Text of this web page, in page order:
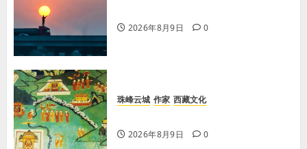
2026年8月9日 0
珠峰云城 作家 西藏文化
2026年8月9日 0